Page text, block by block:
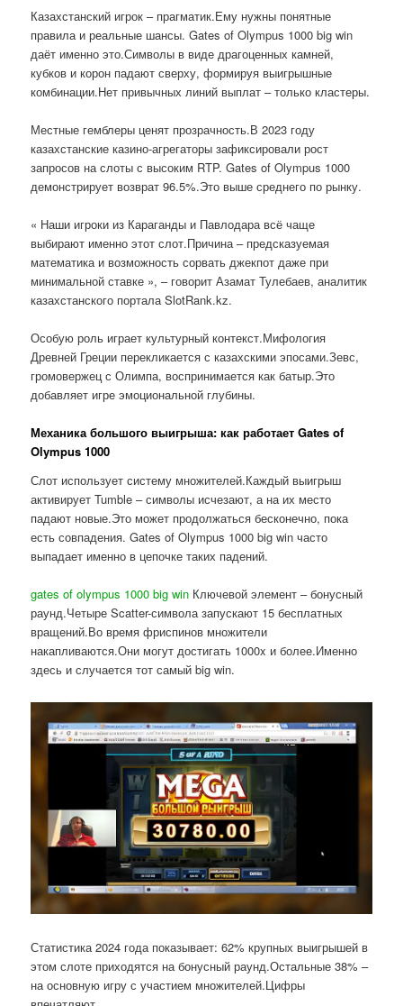
Казахстанский игрок – прагматик.Ему нужны понятные
правила и реальные шансы. Gates of Olympus 1000 big win
даёт именно это.Символы в виде драгоценных камней,
кубков и корон падают сверху, формируя выигрышные
комбинации.Нет привычных линий выплат – только кластеры.
Местные гемблеры ценят прозрачность.В 2023 году
казахстанские казино-агрегаторы зафиксировали рост
запросов на слоты с высоким RTP. Gates of Olympus 1000
демонстрирует возврат 96.5%.Это выше среднего по рынку.
« Наши игроки из Караганды и Павлодара всё чаще
выбирают именно этот слот.Причина – предсказуемая
математика и возможность сорвать джекпот даже при
минимальной ставке », – говорит Азамат Тулебаев, аналитик
казахстанского портала SlotRank.kz.
Особую роль играет культурный контекст.Мифология
Древней Греции перекликается с казахскими эпосами.Зевс,
громовержец с Олимпа, воспринимается как батыр.Это
добавляет игре эмоциональной глубины.
Механика большого выигрыша: как работает Gates of
Olympus 1000
Слот использует систему множителей.Каждый выигрыш
активирует Tumble – символы исчезают, а на их место
падают новые.Это может продолжаться бесконечно, пока
есть совпадения. Gates of Olympus 1000 big win часто
выпадает именно в цепочке таких падений.
gates of olympus 1000 big win Ключевой элемент – бонусный
раунд.Четыре Scatter-символа запускают 15 бесплатных
вращений.Во время фриспинов множители
накапливаются.Они могут достигать 1000x и более.Именно
здесь и случается тот самый big win.
Статистика 2024 года показывает: 62% крупных выигрышей в
этом слоте приходятся на бонусный раунд.Остальные 38% –
на основную игру с участием множителей.Цифры